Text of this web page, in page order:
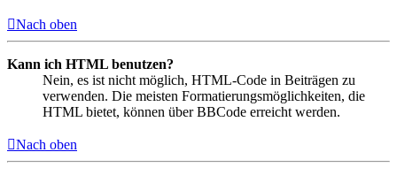
Nach oben
Kann ich HTML benutzen?
Nein, es ist nicht möglich, HTML-Code in Beiträgen zu
verwenden. Die meisten Formatierungsmöglichkeiten, die
HTML bietet, können über BBCode erreicht werden.
Nach oben